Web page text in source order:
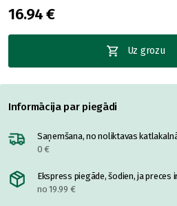
16.94 €
Uz grozu
Informācija par piegādi
Saņemšana, no noliktavas
0 €
Ekspress piegāde, šodien, ja
no 19.99 €